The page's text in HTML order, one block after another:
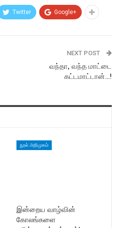
Twitter Google+
NEXT POST
வந்தா, வந்த மாட்டை
கட்டமாட்டான்…!
நூல் அறிமுகம்
இன்றைய வாழ்வின்
கோலங்களை